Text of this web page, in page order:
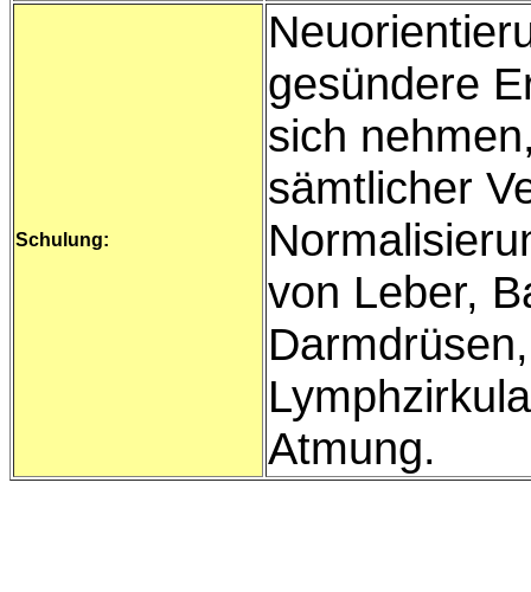
Schulung:
gesündere
sich
sämtlicher
von Leber,
Atmung.